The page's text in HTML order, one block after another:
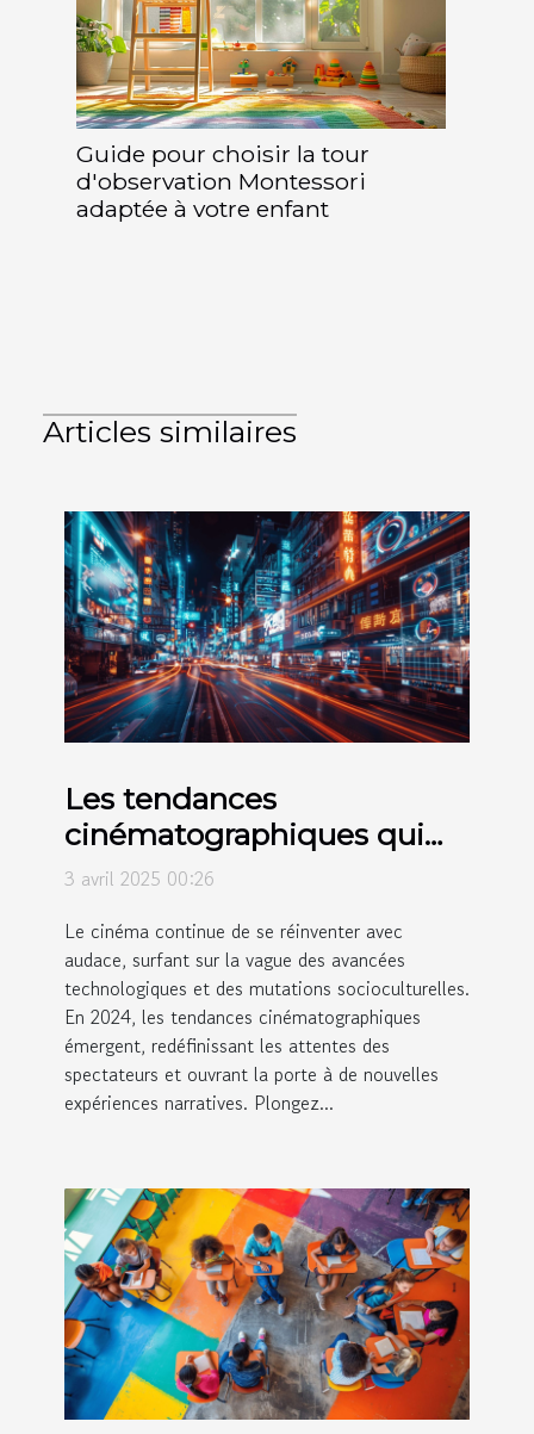
Guide pour choisir la tour
d'observation Montessori
adaptée à votre enfant
Articles similaires
Les tendances
cinématographiques qui
façonnent 2024
3 avril 2025 00:26
Le cinéma continue de se réinventer avec
audace, surfant sur la vague des avancées
technologiques et des mutations socioculturelles.
En 2024, les tendances cinématographiques
émergent, redéfinissant les attentes des
spectateurs et ouvrant la porte à de nouvelles
expériences narratives. Plongez...